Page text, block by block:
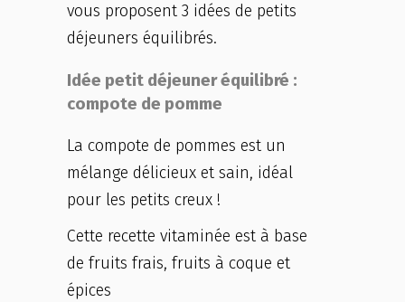
vous proposent 3 idées de petits
déjeuners équilibrés.
Idée petit déjeuner équilibré :
compote de pomme
La compote de pommes est un
mélange délicieux et sain, idéal
pour les petits creux !
Cette recette vitaminée est à base
de fruits frais, fruits à coque et
épices